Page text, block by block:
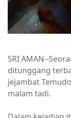
SRI AMAN--
ditunggang
jejambat
malam tadi.